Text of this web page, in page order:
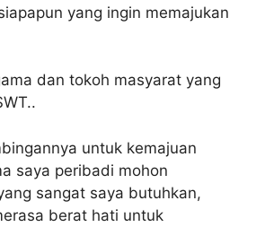
yang ingin memajukan
dan tokoh masyarat yang
untuk kemajuan
saya peribadi mohon
sangat saya butuhkan,
berat hati untuk